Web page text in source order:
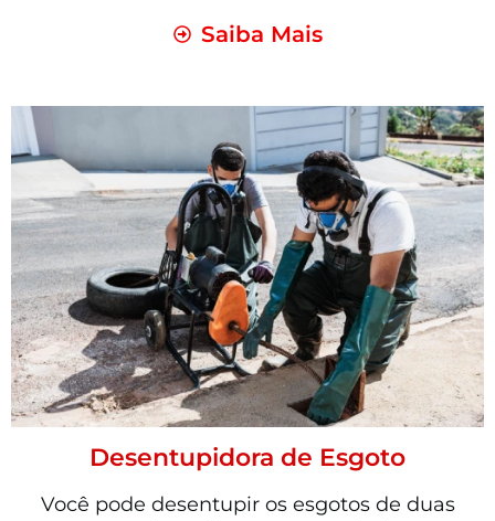
Saiba Mais
Desentupidora de Esgoto
Você pode desentupir os esgotos de duas